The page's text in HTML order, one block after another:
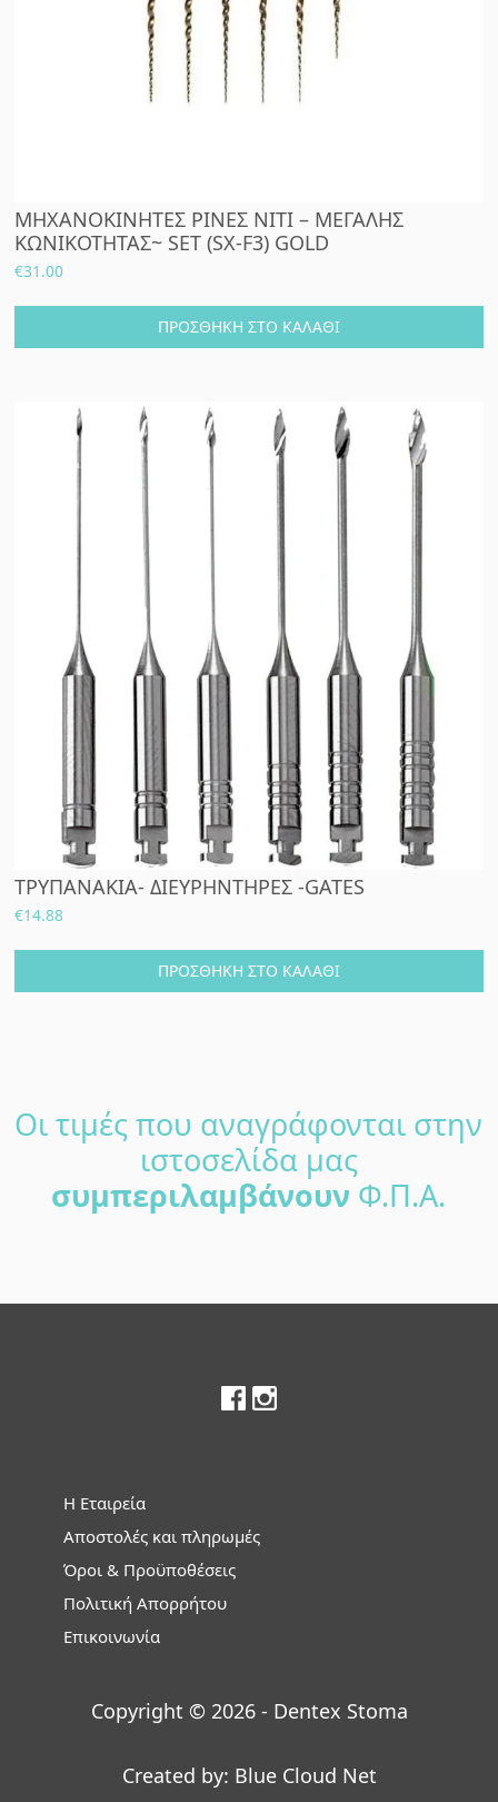
ΜΗΧΑΝΟΚΙΝΗΤΕΣ ΡΙΝΕΣ NITI – ΜΕΓΑΛΗΣ
ΚΩΝΙΚΟΤΗΤΑΣ~ SET (SX-F3) GOLD
€31.00
ΠΡΟΣΘΉΚΗ ΣΤΟ ΚΑΛΆΘΙ
ΤΡΥΠΑΝΑΚΙΑ- ΔΙΕΥΡΗΝΤΗΡΕΣ -GATES
€14.88
ΠΡΟΣΘΉΚΗ ΣΤΟ ΚΑΛΆΘΙ
Οι τιμές που αναγράφονται στην
ιστοσελίδα μας
συμπεριλαμβάνουν Φ.Π.Α.
Η Εταιρεία
Αποστολές και πληρωμές
Όροι & Προϋποθέσεις
Πολιτική Απορρήτου
Επικοινωνία
Copyright © 2026 - Dentex Stoma
Created by: Blue Cloud Net